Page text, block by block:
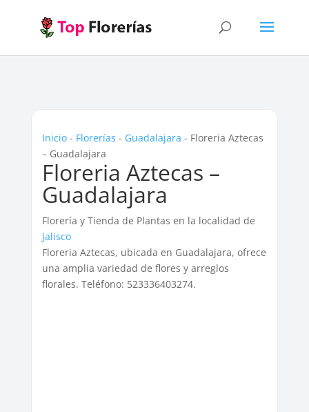
Inicio- Florerías - Guadalajara - Floreria Aztecas
– Guadalajara
Floreria Aztecas –
Guadalajara
Florería y Tienda de Plantas en la localidad de
Jalisco
Floreria Aztecas, ubicada en Guadalajara, ofrece
una amplia variedad de flores y arreglos
florales. Teléfono: 523336403274.